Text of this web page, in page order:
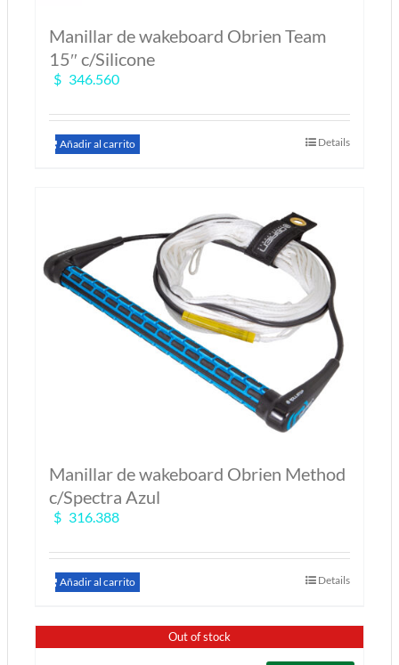
Manillar de wakeboard Obrien Team
15″ c/Silicone
$ 346.560
Añadir al carrito Details
Manillar de wakeboard Obrien Method
c/Spectra Azul
$ 316.388
Añadir al carrito Details
Out of stock